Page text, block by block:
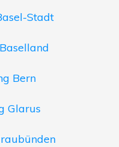
Stadt
Bern
Glarus